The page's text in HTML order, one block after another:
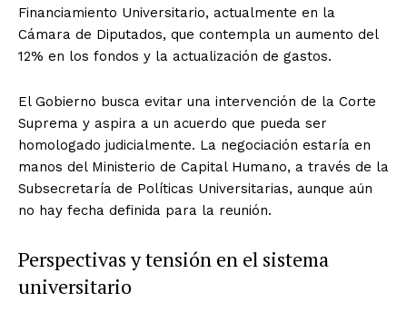
Financiamiento Universitario, actualmente en la
Cámara de Diputados, que contempla un aumento del
12% en los fondos y la actualización de gastos.
El Gobierno busca evitar una intervención de la Corte
Suprema y aspira a un acuerdo que pueda ser
homologado judicialmente. La negociación estaría en
manos del Ministerio de Capital Humano, a través de la
Subsecretaría de Políticas Universitarias, aunque aún
no hay fecha definida para la reunión.
Perspectivas y tensión en el sistema
universitario